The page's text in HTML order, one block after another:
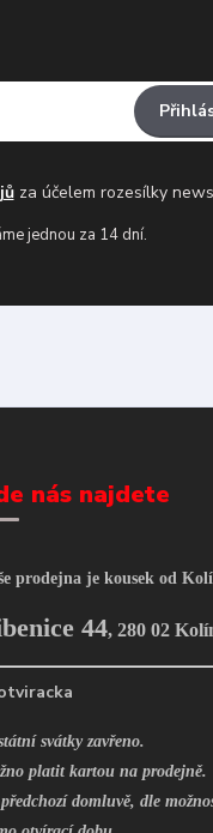
za účelem rozesílky
jednou za 14 dní.
nás najdete
prodejna je kousek od
44, 280 02
svátky zavřeno.
platit kartou na prodejně.
domluvě, dle